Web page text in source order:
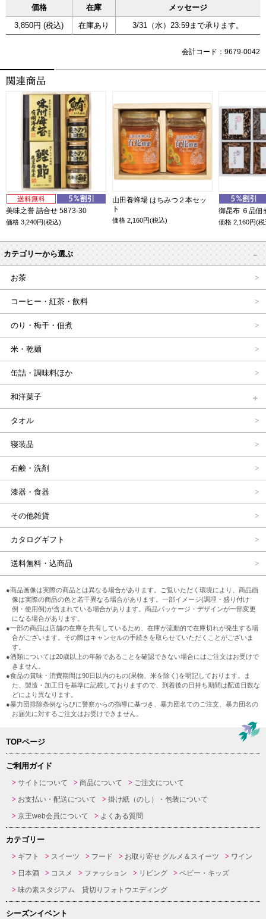
価格 在庫
メッセージ
3,850円 (税込)
在庫あり 3/31（水）23:59まで承ります。
会計コード：9679-0042
美味之誉 詰合せ 5873-30
価格 3,240円(税込)
山田養蜂場 はちみつ２本セッ
ト
価格2,160円(税込)
御昆布 ６品佃
価格2,160円(
カテゴリーから選ぶ
お茶
コーヒー・紅茶・飲料
のり・梅干・佃煮
米・乾麺
缶詰・調味料ほか
和洋菓子
タオル
寝装品
石鹸・洗剤
漆器・食器
その他雑貨
カタログギフト
送料無料・込商品
●商品画像は実際の商品とは異なる場合があります。ご覧いただく環境により、商品画
像は実際の商品の色と若干異なる場合があります。一部イメージ(調理・盛り付け
例・使用例)が含まれている場合があります。商品パッケージ・デザインが一部変更
になる場合があります。
●一部の商品は店舗の在庫を共有しているため、在庫が流動的で在庫切れが発生する場
合がございます。その際はキャンセルの手続きを取らせていただくことがございま
す。
●酒類については20歳以上の年齢であることを確認できない場合にはご注文はお受けで
きません。
●食品の賞味・消費期間は90日以内のもの(果物、米を除く)を明記しております。ま
た、製造・加工日を基準に記載しておりますので、到着後の日持ち期間は配送日数な
どにより異なります。
●暴力団排除条例ならびに警察からの指導に基づき、暴力団名でのご注文、暴力団名の
お届先に対するご注文はお受けできません。
TOPページ
ご利用ガイド
サイトについて 商品について
ご注文について
お支払い・配送について
掛け紙（のし）・包装について
京王web会員について
よくある質問
カテゴリー
ギフト スイーツ フード お取り寄せ グルメ＆スイーツ
ワイン
日本酒
コスメ ファッション リビング
ベビー・キッズ
味の素スタジアム 貸切りフォトウエディング
シーズンイベント